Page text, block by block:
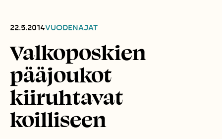
22.5.2014VUODENAJAT
Valkoposkien
pääjoukot
kiiruhtavat
koilliseen